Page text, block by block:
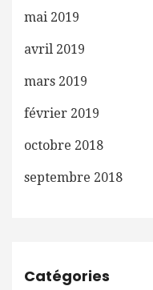
mai 2019
avril 2019
mars 2019
février 2019
octobre 2018
septembre 2018
Catégories